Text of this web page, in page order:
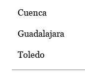
Cuenca
Guadalajara
Toledo